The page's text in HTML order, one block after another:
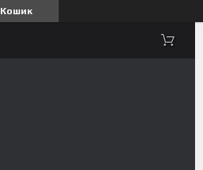
Кошик